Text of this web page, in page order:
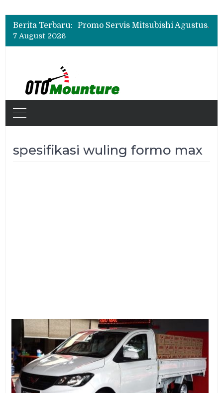
Berita Terbaru:
Bukan Cuma Layar 14,6 Inci, Ini Fitur Pintar Changan Nevo Q05 yang Dibanderol Rp309 Juta
Promo Servis Mitsubishi Agustus 2026, Ada Diskon ESP dan Bodi & Cat Kilau Merdeka
Bukan Cuma Layar 14,6 Inci, Ini Fitur Pintar Changan Nevo Q05 yang Dibanderol Rp309 Juta
7 August 2026
spesifikasi wuling formo max